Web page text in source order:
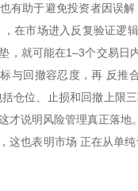
有助于避免投资者因误
在市场进入反复验证逻
，就可能在1–3个交易日
与回撤容忍度，再 反推
仓位、止损和回撤上限
才说明风险管理真正落
这也表明市场 正在从单